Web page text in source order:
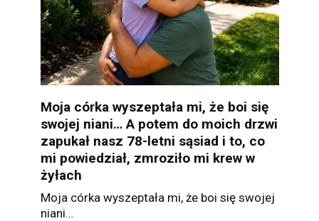
Moja córka wyszeptała mi, że boi się
swojej niani… A potem do moich drzwi
zapukał nasz 78-letni sąsiad i to, co
mi powiedział, zmroziło mi krew w
żyłach
Moja córka wyszeptała mi, że boi się swojej
niani…